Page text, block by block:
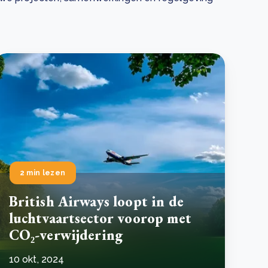
Lees meer
2 min lezen
British Airways loopt in de
luchtvaartsector voorop met
CO₂-verwijdering
10 okt, 2024